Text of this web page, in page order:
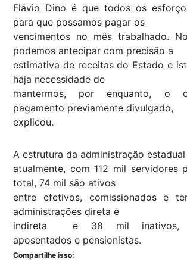
Flávio Dino é que todos os
para que possamos pagar os
vencimentos no mês trabalhado.
podemos antecipar com precisão a
estimativa de receitas do Estado e
haja necessidade de
mantermos, por enquanto, o
pagamento previamente divulgado,
explicou.
A estrutura da administração
atualmente, com 112 mil servidores
total, 74 mil são ativos 
entre efetivos, comissionados e
administrações direta e
indireta  e 38 mil inativos,
aposentados e pensionistas.
Compartilhe isso: